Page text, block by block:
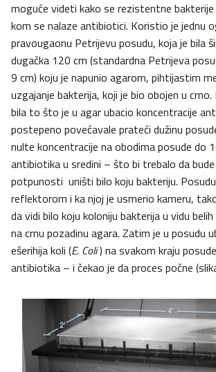
moguće videti kako se rezistentne bakterije
kom se nalaze antibiotici. Koristio je jednu
pravougaonu Petrijevu posudu, koja je bila
dugačka 120 cm (standardna Petrijeva
9 cm) koju je napunio agarom, pihtijastim
uzgajanje bakterija, koji je bio obojen u
bila to što je u agar ubacio koncentracije
postepeno povećavale prateći dužinu
nulte koncentracije na obodima posude do
antibiotika u sredini – što bi trebalo da
potpunosti uništi bilo koju bakteriju.
reflektorom i ka njoj je usmerio kameru,
da vidi bilo koju koloniju bakterija u vidu
na crnu pozadinu agara. Zatim je u posudu
ešerihija koli (E. Coli) na svakom kraju
antibiotika – i čekao je da proces počne